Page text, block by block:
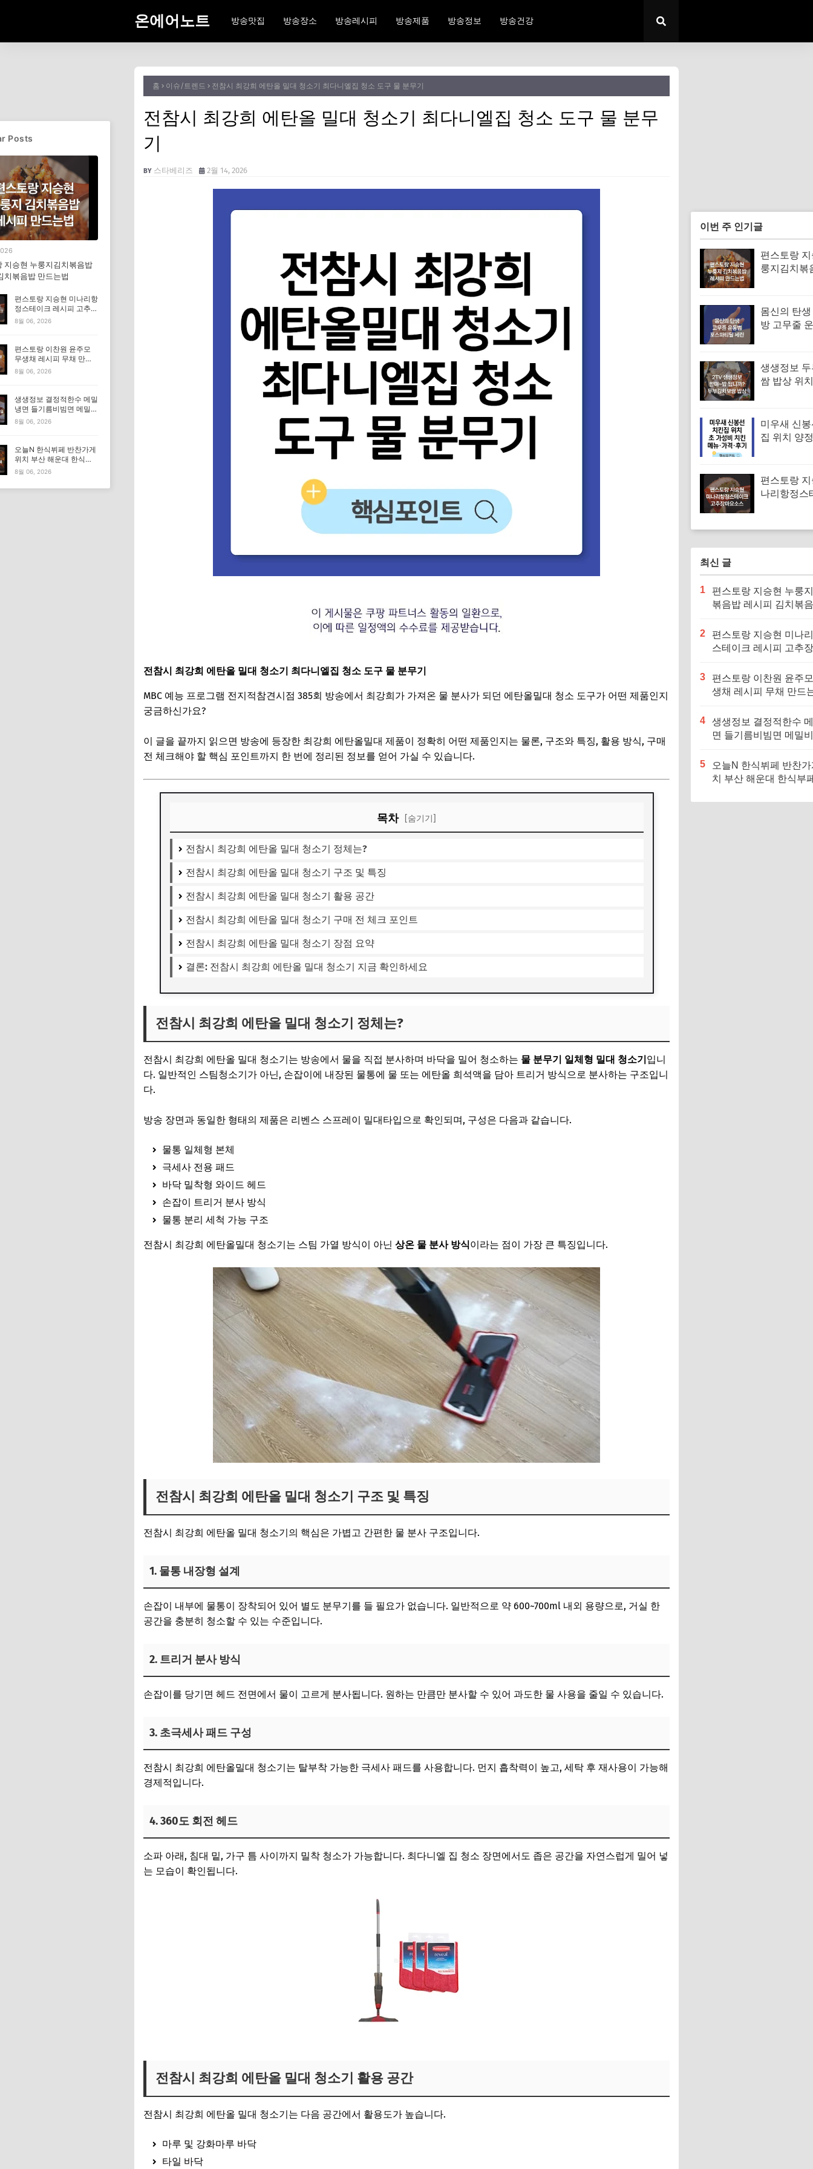
온에어노트 방송맛집 방송장소 방송레시피 방송제품 방송정보 방송건강
홈 이슈/트렌드 전참시 최강희 에탄올 밀대 청소기 최다니엘집 청소 도구 물 분무기
전참시 최강희 에탄올 밀대 청소기 최다니엘집 청소 도구 물 분무
기
스타베리즈 2월 14, 2026
전참시 최강희 에탄올 밀대 청소기 최다니엘집 청소 도구 물 분무기
MBC 예능 프로그램 전지적참견시점 385회 방송에서 최강희가 가져온 물 분사가 되던 에탄올밀대 청소 도구가 어떤 제품인지
궁금하신가요?
이 글을 끝까지 읽으면 방송에 등장한 최강희 에탄올밀대 제품이 정확히 어떤 제품인지는 물론, 구조와 특징, 활용 방식, 구매
전 체크해야 할 핵심 포인트까지 한 번에 정리된 정보를 얻어 가실 수 있습니다.
목차 [숨기기]
전참시 최강희 에탄올 밀대 청소기 정체는?
전참시 최강희 에탄올 밀대 청소기 구조 및 특징
전참시 최강희 에탄올 밀대 청소기 활용 공간
전참시 최강희 에탄올 밀대 청소기 구매 전 체크 포인트
전참시 최강희 에탄올 밀대 청소기 장점 요약
결론: 전참시 최강희 에탄올 밀대 청소기 지금 확인하세요
전참시 최강희 에탄올 밀대 청소기 정체는?
전참시 최강희 에탄올 밀대 청소기는 방송에서 물을 직접 분사하며 바닥을 밀어 청소하는 물 분무기 일체형 밀대 청소기입니
다. 일반적인 스팀청소기가 아닌, 손잡이에 내장된 물통에 물 또는 에탄올 희석액을 담아 트리거 방식으로 분사하는 구조입니
다.
방송 장면과 동일한 형태의 제품은 리벤스 스프레이 밀대타입으로 확인되며, 구성은 다음과 같습니다.
물통 일체형 본체
극세사 전용 패드
바닥 밀착형 와이드 헤드
손잡이 트리거 분사 방식
물통 분리 세척 가능 구조
전참시 최강희 에탄올밀대 청소기는 스팀 가열 방식이 아닌 상온 물 분사 방식이라는 점이 가장 큰 특징입니다.
전참시 최강희 에탄올 밀대 청소기 구조 및 특징
전참시 최강희 에탄올 밀대 청소기의 핵심은 가볍고 간편한 물 분사 구조입니다.
1. 물통 내장형 설계
손잡이 내부에 물통이 장착되어 있어 별도 분무기를 들 필요가 없습니다. 일반적으로 약 600~700ml 내외 용량으로, 거실 한
공간을 충분히 청소할 수 있는 수준입니다.
2. 트리거 분사 방식
손잡이를 당기면 헤드 전면에서 물이 고르게 분사됩니다. 원하는 만큼만 분사할 수 있어 과도한 물 사용을 줄일 수 있습니다.
3. 초극세사 패드 구성
전참시 최강희 에탄올밀대 청소기는 탈부착 가능한 극세사 패드를 사용합니다. 먼지 흡착력이 높고, 세탁 후 재사용이 가능해
경제적입니다.
4. 360도 회전 헤드
소파 아래, 침대 밑, 가구 틈 사이까지 밀착 청소가 가능합니다. 최다니엘 집 청소 장면에서도 좁은 공간을 자연스럽게 밀어 넣
는 모습이 확인됩니다.
전참시 최강희 에탄올 밀대 청소기 활용 공간
전참시 최강희 에탄올 밀대 청소기는 다음 공간에서 활용도가 높습니다.
마루 및 강화마루 바닥
타일 바닥
이번 주 인기글
편스토랑
룽지김치볶
몸신의 탄
방 고무줄
생생정보
쌈 밥상 위
밥됩니까)
미우새 신
집 위치 양
기
편스토랑
나리항정스
최신 글
1
편스토랑 지승현 누룽
볶음밥 레시피 김치볶
2
편스토랑 지승현 미나
스테이크 레시피 고추
3
편스토랑 이찬원 윤주
생채 레시피 무채 만드
4
생생정보 결정적한수
면 들기름비빔면 메밀
5
오늘N 한식뷔페 반찬
치 부산 해운대 한식부
장인)
Posts
지승현 누룽지김치볶음밥
치볶음밥 만드는법
편스토랑 지승현 미나리항
정스테이크 레시피 고추장
마요소스 만드는법
8월 06, 2026
편스토랑 이찬원 윤주모
무생채 레시피 무채 만드
는법
8월 06, 2026
생생정보 결정적한수 메밀
냉면 들기름비빔면 메밀비
빔면 메밀면 맛집 특징·메
8월 06, 2026
오늘N 한식뷔페 반찬가게
위치 부산 해운대 한식부
페 특징·메뉴·가격 (우리동
8월 06, 2026